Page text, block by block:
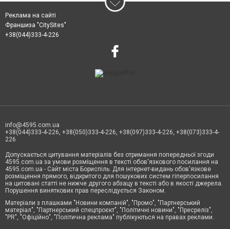
Реклама на сайті
Франшиза "CitySites"
+38(044)333-4-226
info@4595.com.ua
+38(044)333-4-226, +38(050)333-4-226, +38(097)333-4-226, +38(073)333-4-
226
Допускається цитування матеріалів без отримання попередньої згоди
4595.com.ua за умови розміщення в тексті обов'язкового посилання на
4595.com.ua - Сайт міста Бориспіль. Для інтернет-видань обов'язкове
розміщення прямого, відкритого для пошукових систем гіперпосилання
на цитовані статті не нижче другого абзацу в тексті або в якості джерела.
Порушення виняткових прав переслідується Законом.
Матеріали з плашками "Новини компаній", "Промо", "Партнерський
матеріал", "Партнерський спецпроєкт", "Політичні новини", "Пресреліз",
"PR", "Офіційно", "Політична реклама" публікуються на правах реклами.